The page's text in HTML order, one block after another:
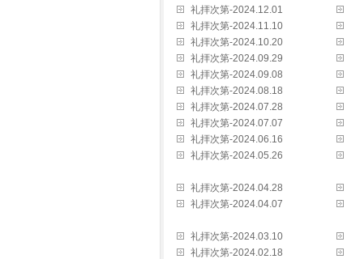
礼拝次第-2024.12.01
礼拝次第-2024.11.10
礼拝次第-2024.10.20
礼拝次第-2024.09.29
礼拝次第-2024.09.08
礼拝次第-2024.08.18
礼拝次第-2024.07.28
礼拝次第-2024.07.07
礼拝次第-2024.06.16
礼拝次第-2024.05.26
礼拝次第-2024.04.28
礼拝次第-2024.04.07
礼拝次第-2024.03.10
礼拝次第-2024.02.18